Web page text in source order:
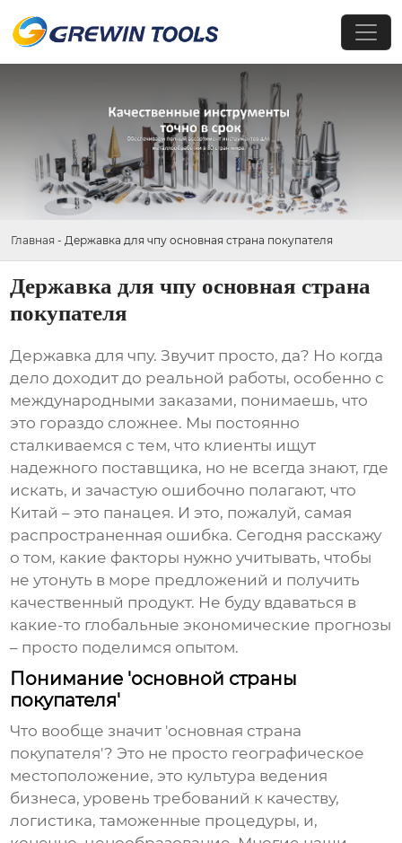
Главная - Державка для чпу основная страна покупателя
Державка для чпу основная страна
покупателя
Державка для чпу. Звучит просто, да? Но когда
дело доходит до реальной работы, особенно с
международными заказами, понимаешь, что
это гораздо сложнее. Мы постоянно
сталкиваемся с тем, что клиенты ищут
надежного поставщика, но не всегда знают, где
искать, и зачастую ошибочно полагают, что
Китай – это панацея. И это, пожалуй, самая
распространенная ошибка. Сегодня расскажу
о том, какие факторы нужно учитывать, чтобы
не утонуть в море предложений и получить
качественный продукт. Не буду вдаваться в
какие-то глобальные экономические прогнозы
– просто поделимся опытом.
Понимание 'основной страны
покупателя'
Что вообще значит 'основная страна
покупателя'? Это не просто географическое
местоположение, это культура ведения
бизнеса, уровень требований к качеству,
логистика, таможенные процедуры, и,